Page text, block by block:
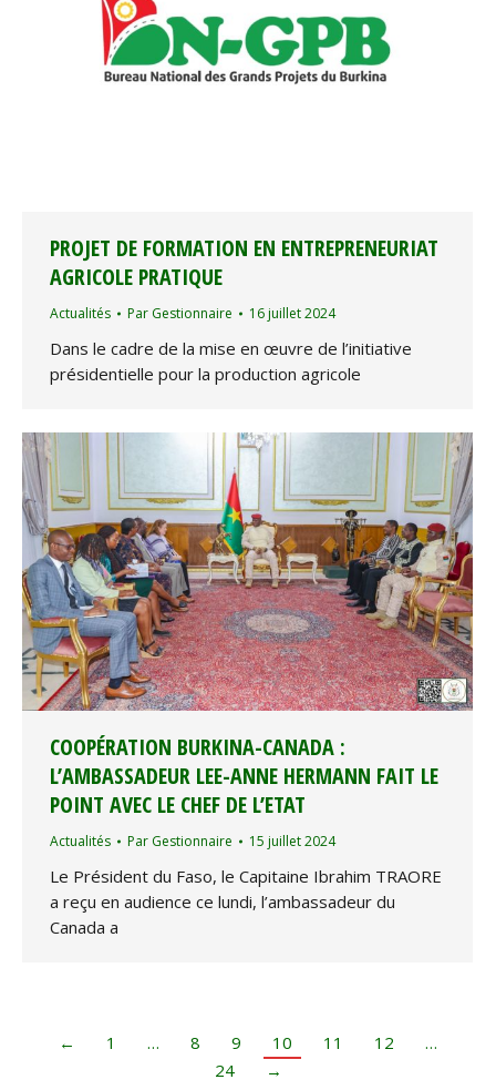
PROJET DE FORMATION EN ENTREPRENEURIAT
AGRICOLE PRATIQUE
Actualités Par Gestionnaire 16 juillet 2024
Dans le cadre de la mise en œuvre de l’initiative
présidentielle pour la production agricole
COOPÉRATION BURKINA-CANADA :
L’AMBASSADEUR LEE-ANNE HERMANN FAIT LE
POINT AVEC LE CHEF DE L’ETAT
Actualités Par Gestionnaire 15 juillet 2024
Le Président du Faso, le Capitaine Ibrahim TRAORE
a reçu en audience ce lundi, l’ambassadeur du
Canada a
← 1 … 8 9 10 11 12
…
24
→